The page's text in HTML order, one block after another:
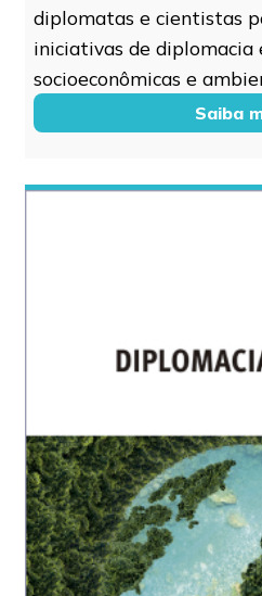
diplomatas e cientistas
iniciativas de diplomacia
socioeconômicas e
Saiba